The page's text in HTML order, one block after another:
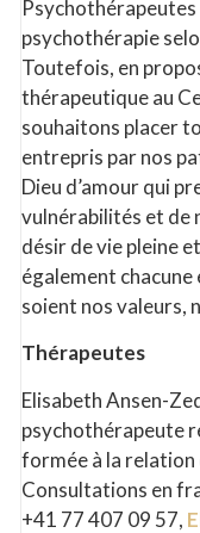
psychothérapie
Toutefois, en
thérapeutique au
souhaitons placer
entrepris par nos
Dieu d’amour qui
vulnérabilités et de
désir de vie pleine
également chacune
soient nos valeurs,
Thérapeutes
Elisabeth Ansen-
psychothérapeute
formée à la relation
Consultations en
+41 77 407 09 57,